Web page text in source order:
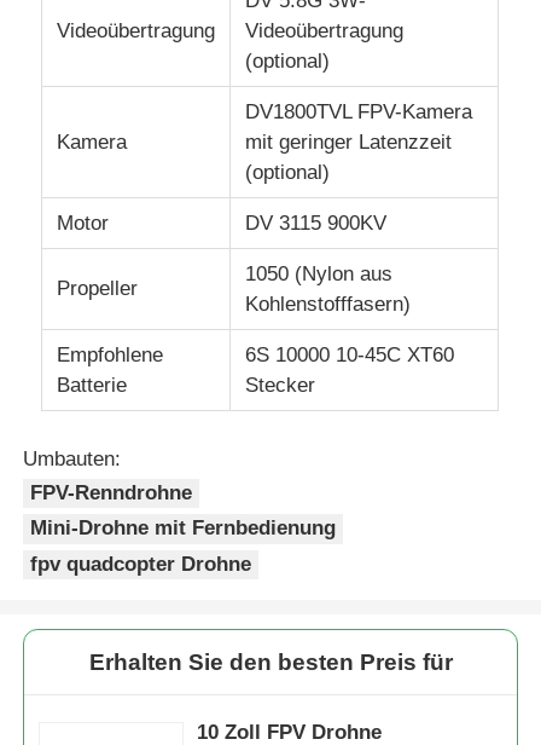
Laser-Entfernungsmesser
Videoübertragung
Videoübertragung
(optional)
Kamera
DV1800TVL FPV-Kamera
mit geringer Latenzzeit
(optional)
Motor DV 3115 900KV
Propeller
1050 (Nylon aus
Kohlenstofffasern)
Empfohlene
Batterie
6S 10000 10-45C XT60
Stecker
Umbauten:
FPV-Renndrohne
Mini-Drohne mit Fernbedienung
fpv quadcopter Drohne
Erhalten Sie den besten Preis für
10 Zoll FPV Drohne